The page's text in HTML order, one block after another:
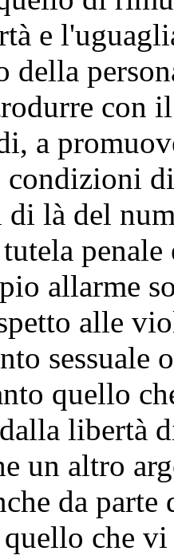
e
della
con
a
condizioni
là del
allarme
alle
sessuale
quello
libertà
altro
da
che